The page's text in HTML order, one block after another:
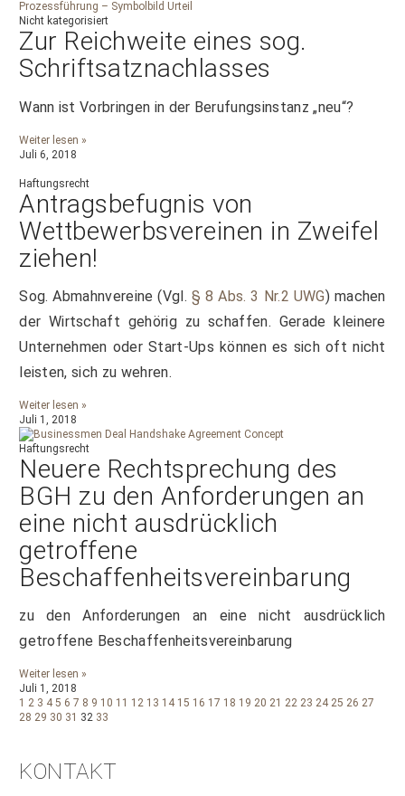
Nicht kategorisiert
Zur Reichweite eines sog.
Schriftsatznachlasses
Wann ist Vorbringen in der Berufungsinstanz „neu“?
Weiter lesen »
Juli 6, 2018
Haftungsrecht
Antragsbefugnis von
Wettbewerbsvereinen in Zweifel
ziehen!
Sog. Abmahnvereine (Vgl. § 8 Abs. 3 Nr.2 UWG) machen
der Wirtschaft gehörig zu schaffen. Gerade kleinere
Unternehmen oder Start-Ups können es sich oft nicht
leisten, sich zu wehren.
Weiter lesen »
Juli 1, 2018
Haftungsrecht
Neuere Rechtsprechung des
BGH zu den Anforderungen an
eine nicht ausdrücklich
getroffene
Beschaffenheitsvereinbarung
zu den Anforderungen an eine nicht ausdrücklich
getroffene Beschaffenheitsvereinbarung
Weiter lesen »
Juli 1, 2018
1 2 3 4 5 6 7 8 9 10 11 12 13 14 15 16 17 18 19 20 21 22 23 24 25 26 27
28 29 30 31 32 33
KONTAKT